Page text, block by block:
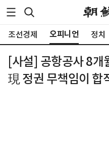
조선경제 오피니언 정치
[사설] 공항공사 8개
現 정권 무책임이 합